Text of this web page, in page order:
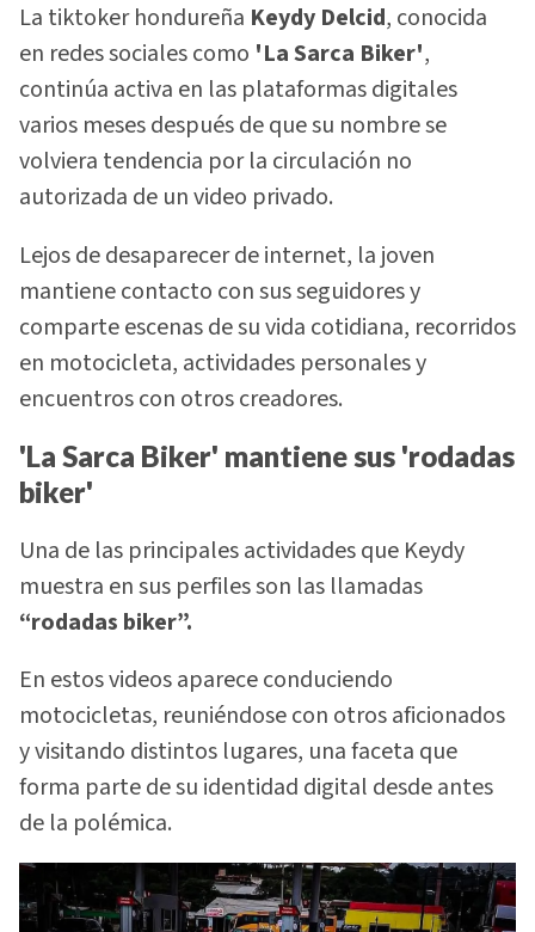
La tiktoker hondureña Keydy Delcid, conocida
en redes sociales como 'La Sarca Biker',
continúa activa en las plataformas digitales
varios meses después de que su nombre se
volviera tendencia por la circulación no
autorizada de un video privado.
Lejos de desaparecer de internet, la joven
mantiene contacto con sus seguidores y
comparte escenas de su vida cotidiana, recorridos
en motocicleta, actividades personales y
encuentros con otros creadores.
'La Sarca Biker' mantiene sus 'rodadas
biker'
Una de las principales actividades que Keydy
muestra en sus perfiles son las llamadas
“rodadas biker”.
En estos videos aparece conduciendo
motocicletas, reuniéndose con otros aficionados
y visitando distintos lugares, una faceta que
forma parte de su identidad digital desde antes
de la polémica.